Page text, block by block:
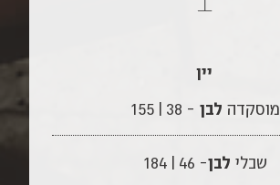
יין
מוסקדה לבן – 38 | 155
שבלי לבן– 46 | 184